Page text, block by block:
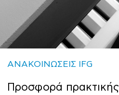
ΑΝΑΚΟΙΝΩΣΕΙΣ IFG
Προσφορά